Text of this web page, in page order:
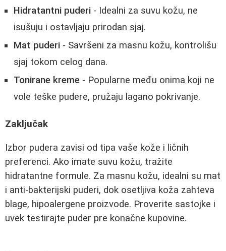
Hidratantni puderi - Idealni za suvu kožu, ne
isušuju i ostavljaju prirodan sjaj.
Mat puderi - Savršeni za masnu kožu, kontrolišu
sjaj tokom celog dana.
Tonirane kreme - Popularne među onima koji ne
vole teške pudere, pružaju lagano pokrivanje.
Zaključak
Izbor pudera zavisi od tipa vaše kože i ličnih
preferenci. Ako imate suvu kožu, tražite
hidratantne formule. Za masnu kožu, idealni su mat
i anti-bakterijski puderi, dok osetljiva koža zahteva
blage, hipoalergene proizvode. Proverite sastojke i
uvek testirajte puder pre konačne kupovine.